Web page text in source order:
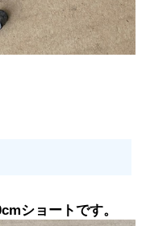
ショートです。